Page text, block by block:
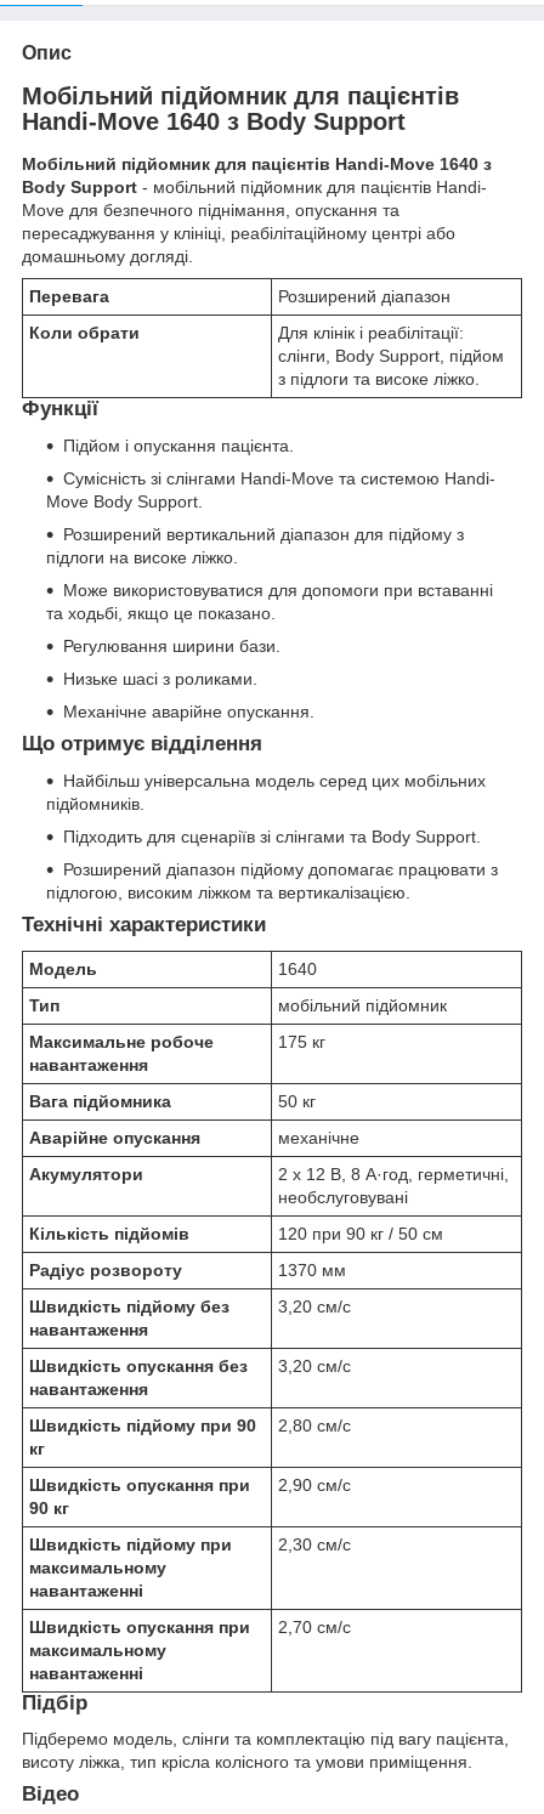
Опис
Мобільний підйомник для пацієнтів
Handi-Move 1640 з Body Support
Мобільний підйомник для пацієнтів Handi-Move 1640 з
Body Support - мобільний підйомник для пацієнтів Handi-
Move для безпечного піднімання, опускання та
пересаджування у клініці, реабілітаційному центрі або
домашньому догляді.
Перевага
Розширений діапазон
Коли обрати
Для клінік і реабілітації:
слінги, Body Support, підйом
з підлоги та високе ліжко.
Функції
Підйом і опускання пацієнта.
Сумісність зі слінгами Handi-Move та системою Handi-
Move Body Support.
Розширений вертикальний діапазон для підйому з
підлоги на високе ліжко.
Може використовуватися для допомоги при вставанні
та ходьбі, якщо це показано.
Регулювання ширини бази.
Низьке шасі з роликами.
Механічне аварійне опускання.
Що отримує відділення
Найбільш універсальна модель серед цих мобільних
підйомників.
Підходить для сценаріїв зі слінгами та Body Support.
Розширений діапазон підйому допомагає працювати з
підлогою, високим ліжком та вертикалізацією.
Технічні характеристики
Модель
1640
Тип
мобільний підйомник
Максимальне робоче
навантаження
175 кг
Вага підйомника
50 кг
Аварійне опускання
механічне
Акумулятори
2 x 12 В, 8 А·год, герметичні,
необслуговувані
Кількість підйомів
120 при 90 кг / 50 см
Радіус розвороту
1370 мм
Швидкість підйому без
навантаження
3,20 см/с
Швидкість опускання без
навантаження
3,20 см/с
Швидкість підйому при 90
кг
2,80 см/с
Швидкість опускання при
90 кг
2,90 см/с
Швидкість підйому при
максимальному
навантаженні
2,30 см/с
Швидкість опускання при
максимальному
навантаженні
2,70 см/с
Підбір
Підберемо модель, слінги та комплектацію під вагу пацієнта,
висоту ліжка, тип крісла колісного та умови приміщення.
Відео